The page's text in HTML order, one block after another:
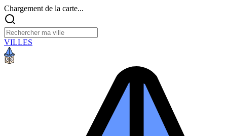
Chargement de la carte...
VILLES